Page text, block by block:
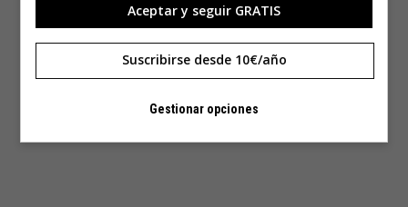
Aceptar y seguir GRATIS
Suscribirse desde 10€/año
Gestionar opciones